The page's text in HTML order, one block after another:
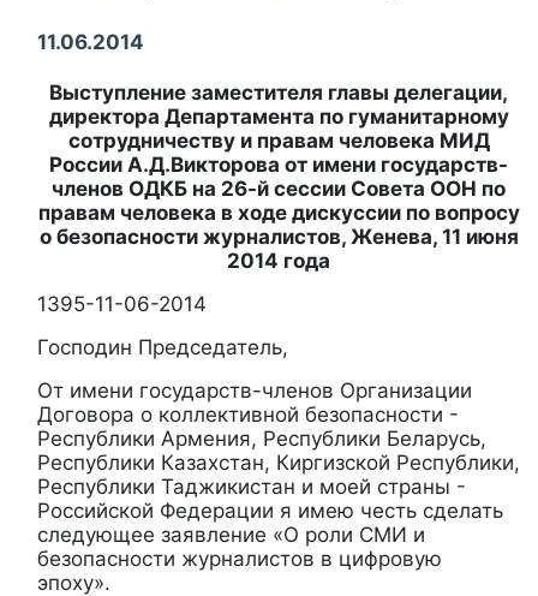
11.06.2014
Выступление заместителя главы делегации,
директора Департамента по гуманитарному
сотрудничеству и правам человека МИД
России А.Д.Викторова от имени государств-
членов ОДКБ на 26-й сессии Совета ООН по
правам человека в ходе дискуссии по вопросу
о безопасности журналистов, Женева, 11 июня
2014 года
1395-11-06-2014
Господин Председатель,
От имени государств-членов Организации
Договора о коллективной безопасности -
Республики Армения, Республики Беларусь,
Республики Казахстан, Киргизской Республики,
Республики Таджикистан и моей страны -
Российской Федерации я имею честь сделать
следующее заявление «О роли СМИ и
безопасности журналистов в цифровую
эпоху».